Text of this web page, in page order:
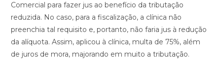
Comercial para fazer jus ao benefício da tributação
reduzida. No caso, para a fiscalização, a clínica não
preenchia tal requisito e, portanto, não faria jus à redução
da alíquota. Assim, aplicou à clínica, multa de 75%, além
de juros de mora, majorando em muito a tributação.